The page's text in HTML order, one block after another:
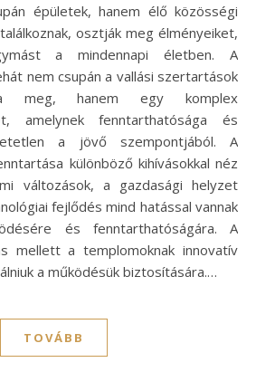
épületek, hanem élő közösségi
osztják meg élményeiket,
a mindennapi életben. A
nem csupán a vallási szertartások
meg, hanem egy komplex
amelynek fenntarthatósága és
a jövő szempontjából. A
különböző kihívásokkal néz
változások, a gazdasági helyzet
fejlődés mind hatással vannak
és fenntarthatóságára. A
mellett a templomoknak innovatív
a működésük biztosítására.…
TOVÁBB